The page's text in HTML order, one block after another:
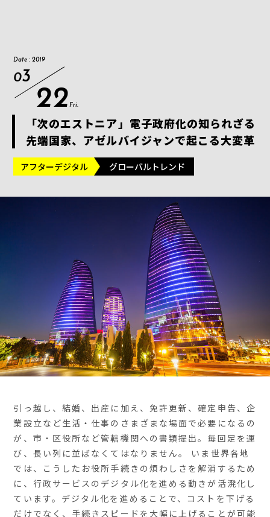
Date : 2019
03
22Fri.
「次のエストニア」電子政府化の知られざる
先端国家、アゼルバイジャンで起こる大変革
アフターデジタル グローバルトレンド
引っ越し、結婚、出産に加え、免許更新、確定申告、企
業設立など生活・仕事のさまざまな場面で必要になるの
が、市・区役所など管轄機関への書類提出。毎回足を運
び、長い列に並ばなくてはなりません。 いま世界各地
では、こうしたお役所手続きの煩わしさを解消するため
に、行政サービスのデジタル化を進める動きが活溌化し
ています。デジタル化を進めることで、コストを下げる
だけでなく、手続きスピードを大幅に上げることが可能